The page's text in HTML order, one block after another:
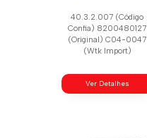
40.3.2.007 (Código
Confia) 8200480127
(Original) C04-0047
(Wtk Import)
Ver Detalhes